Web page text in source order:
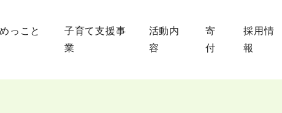
っこと
子育て支援事
業
活動内
容
寄
付
採用情
報